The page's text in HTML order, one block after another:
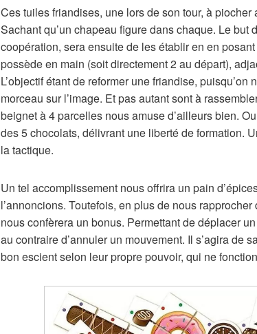
Ces tuiles friandises, une lors de son tour, à piocher
Sachant qu’un chapeau figure dans chaque. Le but
coopération, sera ensuite de les établir en en
possède en main (soit directement 2 au départ),
L’objectif étant de reformer une friandise, puisqu’on
morceau sur l’image. Et pas autant sont à
beignet à 4 parcelles nous amuse d’ailleurs bien.
des 5 chocolats, délivrant une liberté de formation.
la tactique.
Un tel accomplissement nous offrira un pain
l’annoncions. Toutefois, en plus de nous
nous confèrera un bonus. Permettant de déplacer
au contraire d’annuler un mouvement. Il s’agira de
bon escient selon leur propre pouvoir, qui ne